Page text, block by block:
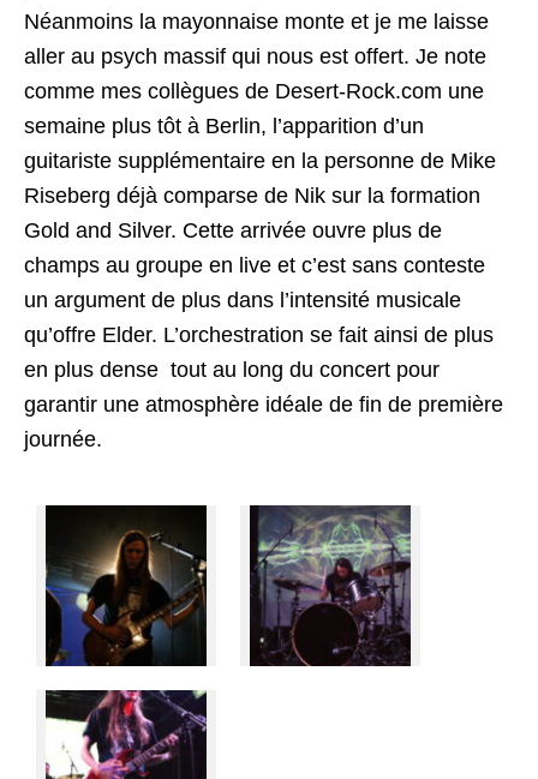
Néanmoins la mayonnaise monte et je me laisse
aller au psych massif qui nous est offert. Je note
comme mes collègues de Desert-Rock.com une
semaine plus tôt à Berlin, l’apparition d’un
guitariste supplémentaire en la personne de Mike
Riseberg déjà comparse de Nik sur la formation
Gold and Silver. Cette arrivée ouvre plus de
champs au groupe en live et c’est sans conteste
un argument de plus dans l’intensité musicale
qu’offre Elder. L’orchestration se fait ainsi de plus
en plus dense tout au long du concert pour
garantir une atmosphère idéale de fin de première
journée.